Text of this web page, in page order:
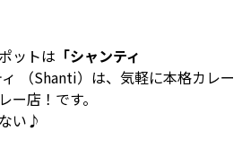
ットは 「シャンティ
（Shanti）は、気軽に本格カレー
店！です。
い♪